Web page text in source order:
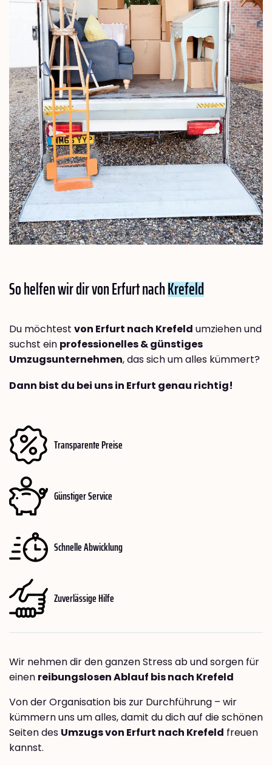
So helfen wir dir von Erfurt nachKrefeld
Du möchtest von Erfurt nach Krefeld umziehen und
suchst ein professionelles & günstiges
Umzugsunternehmen, das sich um alles kümmert?
Dann bist du bei uns in Erfurt genau richtig!
Transparente Preise
Günstiger Service
Schnelle Abwicklung
Zuverlässige Hilfe
Wir nehmen dir den ganzen Stress ab und sorgen für
einen reibungslosen Ablauf bis nach Krefeld
Von der Organisation bis zur Durchführung – wir
kümmern uns um alles, damit du dich auf die schönen
Seiten des Umzugs von Erfurt nach Krefeld freuen
kannst.